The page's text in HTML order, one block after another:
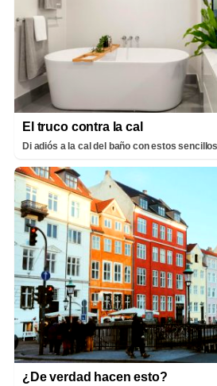
El truco contra la cal
Di adiós a la cal del baño con estos
¿De verdad hacen esto?